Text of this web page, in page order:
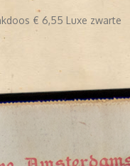
€ 6,55 Luxe zwarte